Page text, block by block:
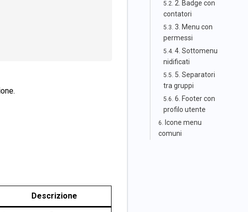
Descrizione
2. Badge con
contatori
3. Menu con
permessi
4. Sottomenu
nidificati
5. Separatori
tra gruppi
6. Footer con
profilo utente
Icone menu
comuni